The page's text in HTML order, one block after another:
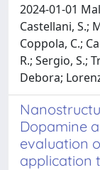
2024-01-01
Castellani, S.;
Coppola, C.;
R.; Sergio, S.;
Debora;
Dopamine
evaluation
application